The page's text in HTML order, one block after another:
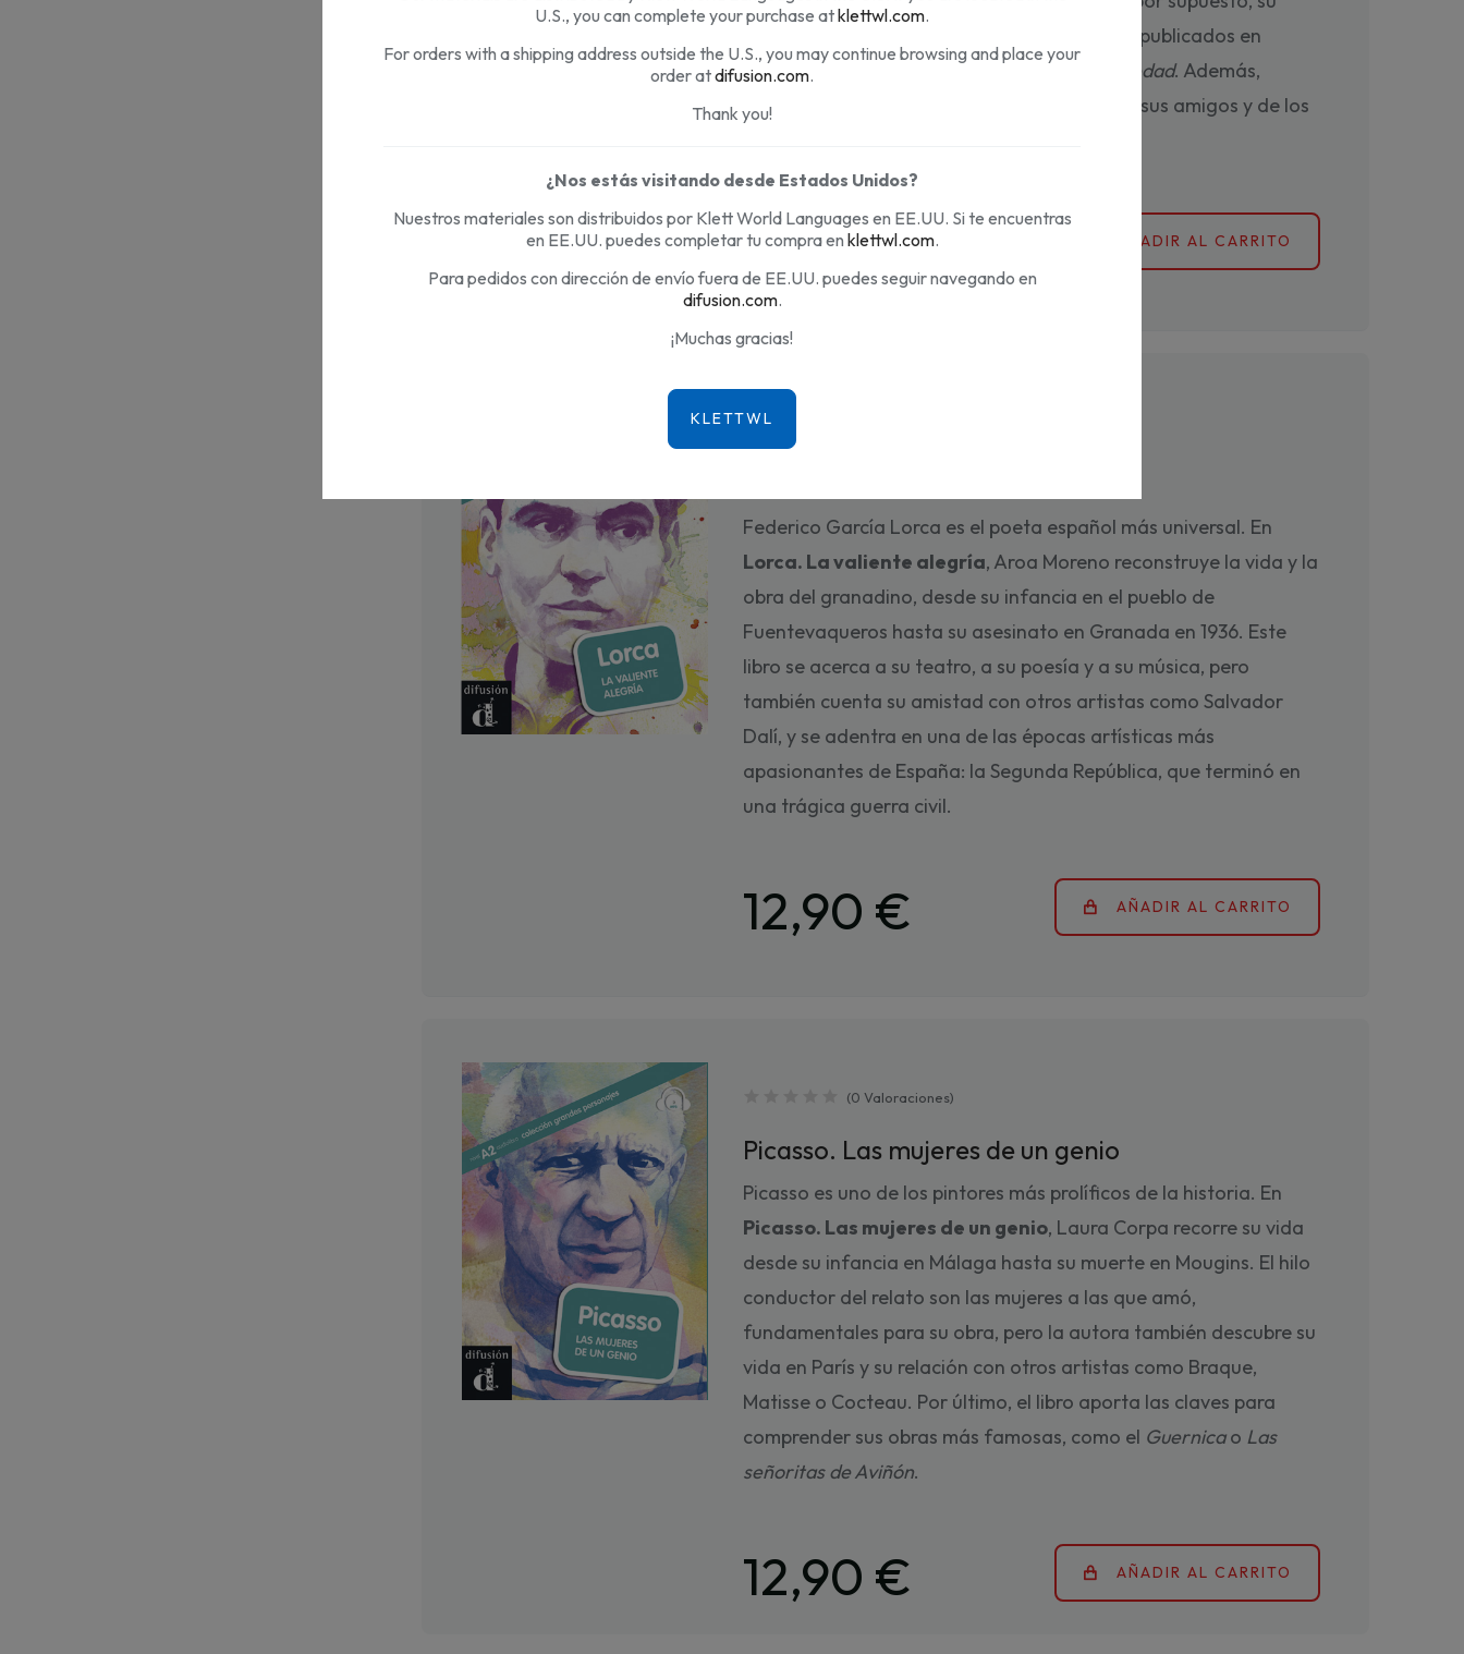
camino literario: desde sus primeros cuentos publicados en
periódicos hasta el éxito de
Cien años de soledad. Además,
retrata al escritor desde el punto de vista de sus amigos y de los
12,90 € AÑADIR AL CARRITO
Federico García Lorca es el poeta español más universal. En
Lorca. La valiente alegría, Aroa Moreno reconstruye la vida y la
obra del granadino, desde su infancia en el pueblo de
Fuentevaqueros hasta su asesinato en Granada en 1936. Este
libro se acerca a su teatro, a su poesía y a su música, pero
también cuenta su amistad con otros artistas como Salvador
Dalí, y se adentra en una de las épocas artísticas más
apasionantes de España: la Segunda República, que terminó en
una trágica guerra civil.
12,90 € AÑADIR AL CARRITO
(0 Valoraciones)
Picasso. Las mujeres de un genio
Picasso es uno de los pintores más prolíficos de la historia. En
Picasso. Las mujeres de un genio, Laura Corpa recorre su vida
desde su infancia en Málaga hasta su muerte en Mougins. El hilo
conductor del relato son las mujeres a las que amó,
fundamentales para su obra, pero la autora también descubre su
vida en París y su relación con otros artistas como Braque,
Matisse o Cocteau. Por último, el libro aporta las claves para
comprender sus obras más famosas, como el Guernicao Las
señoritas de Aviñón.
12,90 € AÑADIR AL CARRITO
U.S., you can complete your purchase atklettwl.com.
For orders with a shipping address outside the U.S., you may continue browsing and place your
order atdifusion.com.
Thank you!
¿Nos estás visitando desde Estados Unidos?
Nuestros materiales son distribuidos por Klett World Languages en EE.UU. Si te encuentras
en EE.UU. puedes completar tu compra en klettwl.com.
Para pedidos con dirección de envío fuera de EE.UU. puedes seguir navegando en
difusion.com.
¡Muchas gracias!